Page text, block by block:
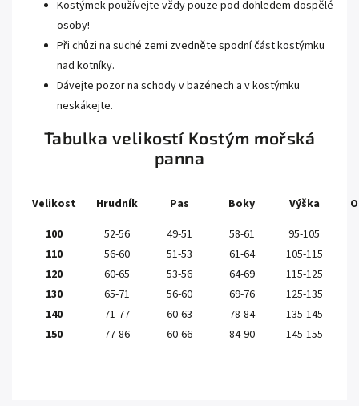
Kostýmek používejte vždy pouze pod dohledem dospělé
osoby!
Při chůzi na suché zemi zvedněte spodní část kostýmku
nad kotníky.
Dávejte pozor na schody v bazénech a v kostýmku
neskákejte.
Tabulka velikostí Kostým mořská
panna
Velikost Hrudník Pas Boky Výška
100
52-56 49-51 58-61
95-105
110
56-60 51-53 61-64
105-115
120
60-65 53-56 64-69
115-125
130
65-71 56-60 69-76
125-135
140
71-77 60-63 78-84
135-145
150
77-86 60-66 84-90 145-155